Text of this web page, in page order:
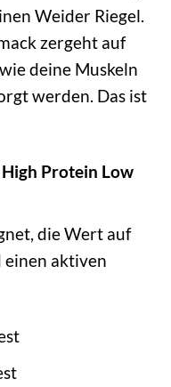
Weider Riegel.
zergeht auf
deine Muskeln
werden. Das ist
Protein Low
die Wert auf
einen aktiven